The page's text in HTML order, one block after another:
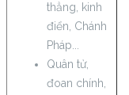
thẳng, kinh
điển, Chánh
Pháp...
Quân tử,
đoan chính,